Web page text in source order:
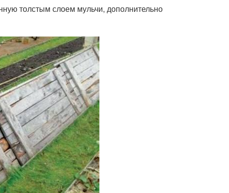
толстым слоем мульчи, дополнительно